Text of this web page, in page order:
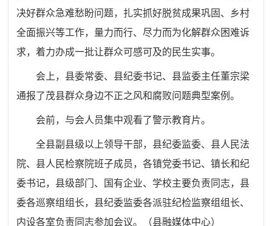
决好群众急难愁盼问题，扎实抓好脱贫成果巩固、乡村
全面振兴等工作，量力而行、尽力而为化解群众困难诉
求，着力办成一批让群众可感可及的民生实事。
会上，县委常委、县纪委书记、县监委主任董宗梁
通报了茂县群众身边不正之风和腐败问题典型案例。
会前，与会人员集中观看了警示教育片。
全县副县级以上领导干部，县纪委监委、县人民法
院、县人民检察院班子成员，各镇党委书记、镇长和纪
委书记，县级部门、国有企业、学校主要负责同志，县
委各巡察组组长，县纪委监委各派驻纪检监察组组长、
内设各室负责同志参加会议。 （县融媒体中心）